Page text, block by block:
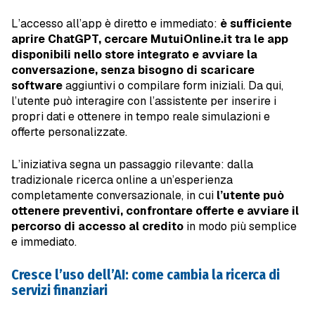
L’accesso all’app è diretto e immediato: è sufficiente
aprire ChatGPT, cercare MutuiOnline.it tra le app
disponibili nello store integrato e avviare la
conversazione, senza bisogno di scaricare
softwareaggiuntivi o compilare form iniziali. Da qui,
l’utente può interagire con l’assistente per inserire i
propri dati e ottenere in tempo reale simulazioni e
offerte personalizzate.
L’iniziativa segna un passaggio rilevante: dalla
tradizionale ricerca online a un’esperienza
completamente conversazionale, in cui l’utente può
ottenere preventivi, confrontare offerte e avviare il
percorso di accesso al credito in modo più semplice
e immediato.
Cresce l’uso dell’AI: come cambia la ricerca di
servizi finanziari